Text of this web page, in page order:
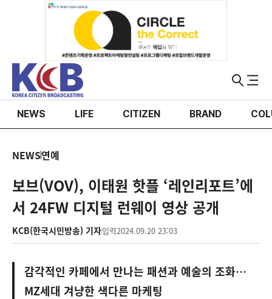
NEWS LIFE CITIZEN BRAND
NEWS연예
보브(VOV), 이태원 핫플 ‘레인리포트’에
서 24FW 디지털 런웨이 영상 공개
KCB(한국시민방송) 기자입력2024.09.20 23:03
감각적인 카페에서 만나는 패션과 예술의 조화…
MZ세대 겨냥한 색다른 마케팅